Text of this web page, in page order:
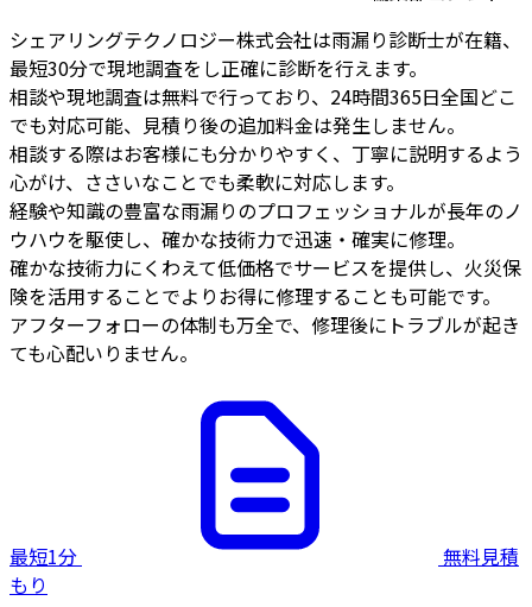
シェアリングテクノロジー株式会社は雨漏り診断士が在籍、
最短30分で現地調査をし正確に診断を行えます。
相談や現地調査は無料で行っており、24時間365日全国どこ
でも対応可能、見積り後の追加料金は発生しません。
相談する際はお客様にも分かりやすく、丁寧に説明するよう
心がけ、ささいなことでも柔軟に対応します。
経験や知識の豊富な雨漏りのプロフェッショナルが長年のノ
ウハウを駆使し、確かな技術力で迅速・確実に修理。
確かな技術力にくわえて低価格でサービスを提供し、火災保
険を活用することでよりお得に修理することも可能です。
アフターフォローの体制も万全で、修理後にトラブルが起き
ても心配いりません。
最短1分
無料見積
もり